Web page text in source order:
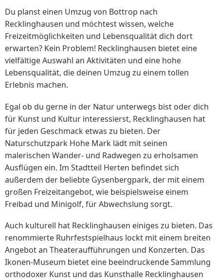
Du planst einen Umzug von Bottrop nach
Recklinghausen und möchtest wissen, welche
Freizeitmöglichkeiten und Lebensqualität dich dort
erwarten? Kein Problem! Recklinghausen bietet eine
vielfältige Auswahl an Aktivitäten und eine hohe
Lebensqualität, die deinen Umzug zu einem tollen
Erlebnis machen.
Egal ob du gerne in der Natur unterwegs bist oder dich
für Kunst und Kultur interessierst, Recklinghausen hat
für jeden Geschmack etwas zu bieten. Der
Naturschutzpark Hohe Mark lädt mit seinen
malerischen Wander- und Radwegen zu erholsamen
Ausflügen ein. Im Stadtteil Herten befindet sich
außerdem der beliebte Gysenbergpark, der mit einem
großen Freizeitangebot, wie beispielsweise einem
Freibad und Minigolf, für Abwechslung sorgt.
Auch kulturell hat Recklinghausen einiges zu bieten. Das
renommierte Ruhrfestspielhaus lockt mit einem breiten
Angebot an Theateraufführungen und Konzerten. Das
Ikonen-Museum bietet eine beeindruckende Sammlung
orthodoxer Kunst und das Kunsthalle Recklinghausen